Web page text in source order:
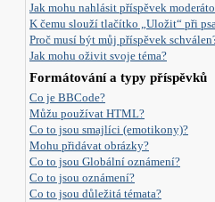
Jak mohu nahlásit příspěvek
K čemu slouží tlačítko „Uložit“ při
Proč musí být můj příspěvek
Jak mohu oživit svoje téma?
Formátování a typy příspěvků
Co je BBCode?
Můžu používat HTML?
Co to jsou smajlíci (emotikony)?
Mohu přidávat obrázky?
Co to jsou Globální oznámení?
Co to jsou oznámení?
Co to jsou důležitá témata?